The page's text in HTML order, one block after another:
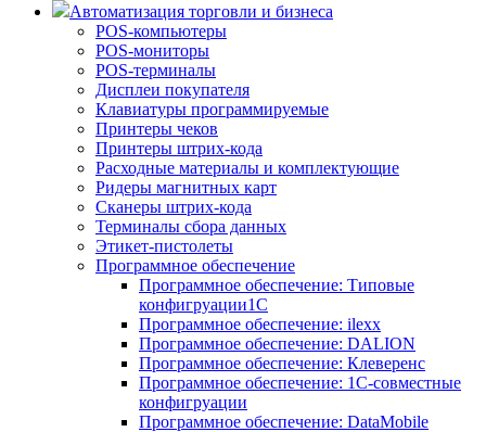
Автоматизация торговли и бизнеса
POS-компьютеры
POS-мониторы
POS-терминалы
Дисплеи покупателя
Клавиатуры программируемые
Принтеры чеков
Принтеры штрих-кода
Расходные материалы и комплектующие
Ридеры магнитных карт
Сканеры штрих-кода
Терминалы сбора данных
Этикет-пистолеты
Программное обеспечение
Программное обеспечение: Типовые
конфигруации1С
Программное обеспечение: ilexx
Программное обеспечение: DALION
Программное обеспечение: Клеверенс
Программное обеспечение: 1С-совместные
конфигруации
Программное обеспечение: DataMobile